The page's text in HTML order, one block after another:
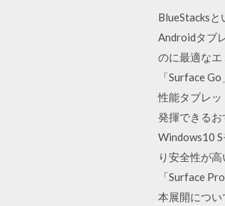
BlueStacks
Androidタブ
のに最適な
「Surface
性能タブレ
発揮できるお
Windows10
り安全性が
「Surface
本展開につ